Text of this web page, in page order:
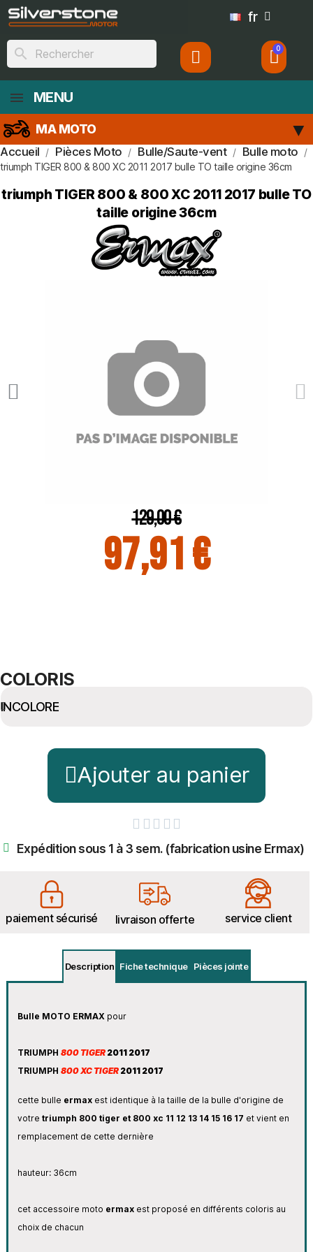
fr
search
MENU
MA MOTO
Accueil Pièces Moto Bulle/Saute-vent Bulle moto
triumph TIGER 800 & 800 XC 2011 2017 bulle TO taille origine 36cm
triumph TIGER 800 & 800 XC 2011 2017 bulle TO
taille origine 36cm
129,00 €
97,91 €
COLORIS
Ajouter au panier
    
Expédition sous 1 à 3 sem. (fabrication usine Ermax)
paiement sécurisé livraison offerte service client
Description Fiche technique Pièces jointe
Bulle MOTO ERMAX pour
TRIUMPH 800 TIGER 2011 2017
TRIUMPH 800 XC TIGER 2011 2017
cette bulle ermaxest identique à la taille de la bulle d'origine de
votre triumph 800 tiger et 800 xc 11 12 13 14 15 16 17 et vient en
remplacement de cette dernière
hauteur: 36cm
cet accessoire moto ermax est proposé en différents coloris au
choix de chacun